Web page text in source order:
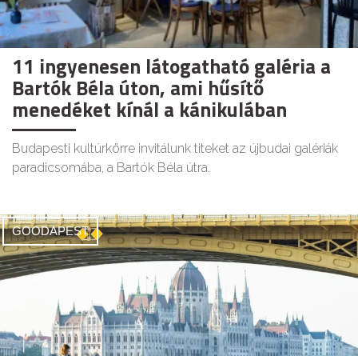
11 ingyenesen látogatható galéria a
Bartók Béla úton, ami hűsítő
menedéket kínál a kánikulában
Budapesti kultúrkörre invitálunk titeket az újbudai galériák
paradicsomába, a Bartók Béla útra.
GOODAPEST